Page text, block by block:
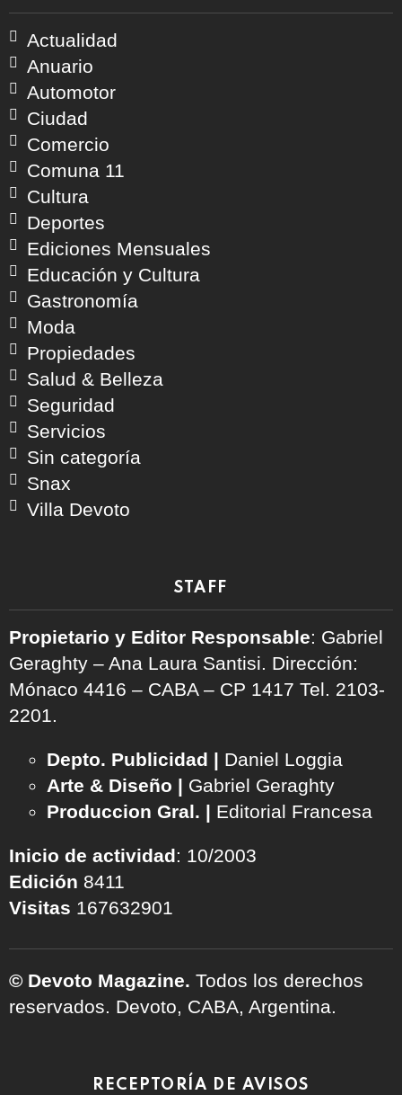
Actualidad
Anuario
Automotor
Ciudad
Comercio
Comuna 11
Cultura
Deportes
Ediciones Mensuales
Educación y Cultura
Gastronomía
Moda
Propiedades
Salud & Belleza
Seguridad
Servicios
Sin categoría
Snax
Villa Devoto
STAFF
Propietario y Editor Responsable: Gabriel
Geraghty – Ana Laura Santisi. Dirección:
Mónaco 4416 – CABA – CP 1417 Tel. 2103-
2201.
Depto. Publicidad | Daniel Loggia
Arte & Diseño | Gabriel Geraghty
Produccion Gral. | Editorial Francesa
Inicio de actividad: 10/2003
Edición 8411
Visitas 167632901
© Devoto Magazine. Todos los derechos
reservados. Devoto, CABA, Argentina.
RECEPTORÍA DE AVISOS